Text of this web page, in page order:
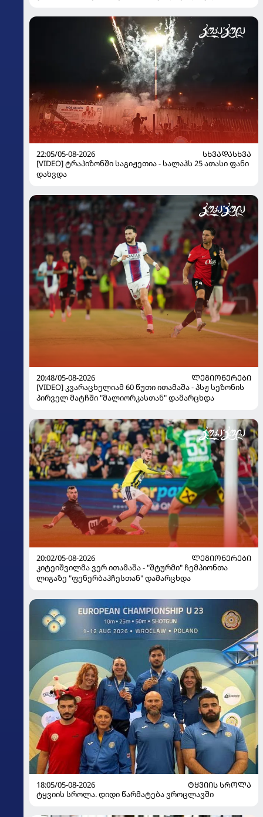
22:05/05-08-2026
ᲡᲮᲕᲐᲓᲐᲡᲮᲕᲐ
[VIDEO] ტრაპიზონში საგიჟეთია - სალაჰს 25 ათასი ფანი
დახვდა
20:48/05-08-2026
ᲚᲔᲒᲘᲝᲜᲔᲠᲔᲑᲘ
[VIDEO] კვარაცხელიამ 60 წუთი ითამაშა - პსჟ სეზონის
პირველ მატჩში "მალიორკასთან" დამარცხდა
20:02/05-08-2026
ᲚᲔᲒᲘᲝᲜᲔᲠᲔᲑᲘ
კიტეიშვილმა ვერ ითამაშა - "შტურმი" ჩემპიონთა
ლიგაზე "ფენერბაჰჩესთან" დამარცხდა
18:05/05-08-2026
ᲢᲧᲕᲘᲘᲡ ᲡᲠᲝᲚᲐ
ტყვიის სროლა. დიდი წარმატება ვროცლავში